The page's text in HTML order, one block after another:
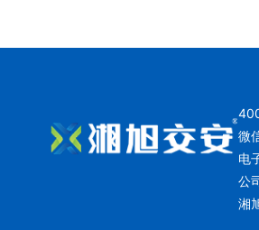
微
电
公
湘